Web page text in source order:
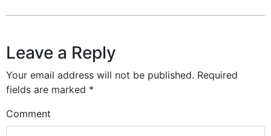
Leave a Reply
Your email address will not be published. Required
fields are marked *
Comment